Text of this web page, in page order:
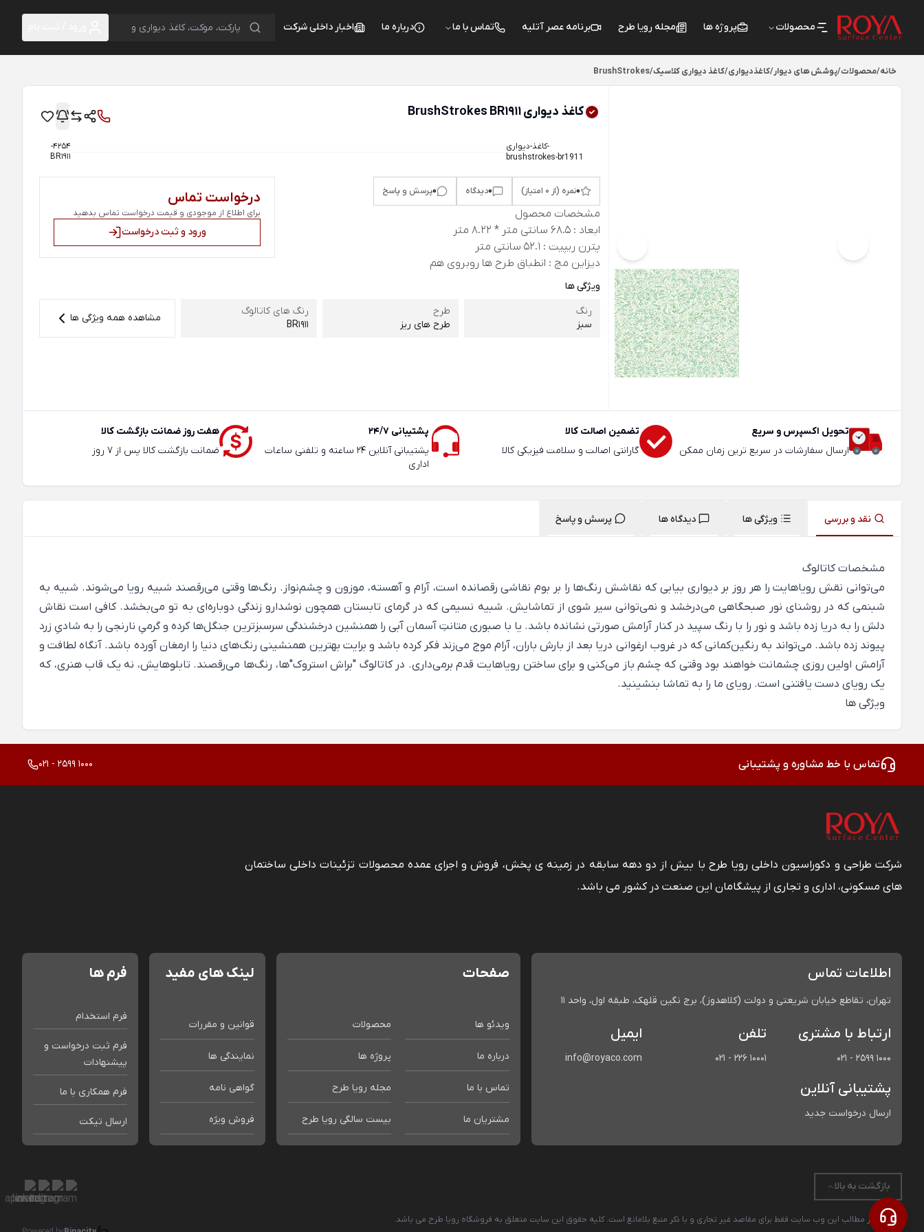
محصولات پروژه ها مجله رویا طرح برنامه عصر آتلیه تماس با ما درباره ما اخبار داخلی شرکت
خانه/محصولات/پوشش های دیوار/کاغذدیواری/کاغذ دیواری کلاسیک/
BrushStrokes
کاغذ دیواری BrushStrokes BR1911
کاغذ-دیواری-
brushstrokes-br1911
4254-
BR1911
0نمره (از 0 امتیاز) 0دیدگاه 0پرسش و پاسخ
مشخصات محصول
ابعاد : 68.5 سانتی متر * 8.22 متر
پترن ریپیت : 52.1 سانتی متر
دیزاین مچ : انطباق طرح ها روبروی هم
درخواست تماس
برای اطلاع از موجودی و قیمت درخواست تماس بدهید
ورود و ثبت درخواست
ویژگی ها
رنگ
سبز
طرح
طرح های ریز
رنگ های کاتالوگ
BR1911
مشاهده همه ویژگی ها
تحویل اکسپرس و سریع
ارسال سفارشات در سریع ترین زمان ممکن
تضمین اصالت کالا
گارانتی اصالت و سلامت فیزیکی کالا
پشتیبانی 24/7
پشتیبانی آنلاین 24 ساعته و تلفنی ساعات
اداری
هفت روز ضمانت بازگشت کالا
ضمانت بازگشت کالا پس از 7 روز
نقد و بررسی ویژگی ها دیدگاه ها پرسش و پاسخ
مشخصات کاتالوگ
می‌توانی نقش رویاهایت را هر روز بر دیواری بیابی که نقاشش رنگ‌ها را بر بوم نقاشی رقصانده است، آرام و آهسته، موزون و چشم‌نواز. رنگ‌ها وقتی می‌رقصند شبیه رویا می‌شوند. شبیه به
شبنمی که در روشنای نور صبحگاهی می‌درخشد و نمی‌توانی سیر شوی از تماشایش. شبیه نسیمی که در گرمای تابستان همچون نوشدارو زندگی دوباره‌ای به تو می‌بخشد. کافی است نقاش
دلش را به دریا زده باشد و نور را با رنگ سپید در کنار آرامش صورتی نشانده باشد. یا با صبوری متانتِ آسمان آبی را همنشین درخشندگی سرسبزترین جنگل‌ها ‌کرده و گرمیِ نارنجی را به شادیِ زرد
پیوند زده باشد. می‌تواند به رنگین‌کمانی که در غروب ارغوانی دریا بعد از بارش باران، آرام موج می‌زند فکر کرده باشد و برایت بهترین همنشینی رنگ‌های دنیا را ارمغان آورده باشد. آنگاه لطافت و
آرامش اولین روزی چشمانت خواهند بود وقتی که چشم باز می‌کنی و برای ساختن رویاهایت قدم برمی‌داری. در کاتالوگ "براش استروک"ها، رنگ‌ها می‌رقصند. تابلوهایش، نه یک قاب هنری، که
یک رویای دست یافتنی‌ است. رویای ما را به تماشا بنشینید.
ویژگی ها
تماس با خط مشاوره و پشتیبانی 021 - 2599 1000
شرکت طراحی و دکوراسیون داخلی رویا طرح با بیش از دو دهه سابقه در زمینه ی پخش، فروش و اجرای عمده محصولات تزئینات داخلی ساختمان
های مسکونی، اداری و تجاری از پیشگامان این صنعت در کشور می باشد.
اطلاعات تماس
تهران، تقاطع خیابان شریعتی و دولت (کلاهدوز)، برج نگین قلهک، طبقه اول، واحد 11
ارتباط با مشتری
021 - 2599 1000
تلفن
021 - 226 10001
ایمیل
info@royaco.com
پشتیبانی آنلاین
ارسال درخواست جدید
صفحات
ویدئو ها محصولات
درباره ما پروژه ها
تماس با ما مجله رویا طرح
مشتریان ما بیست سالگی رویا طرح
لینک های مفید
قوانین و مقررات
نمایندگی ها
گواهی نامه
فروش ویژه
فرم ها
فرم استخدام
فرم ثبت درخواست و
پیشنهادات
فرم همکاری با ما
ارسال تیکت
بازگشت به بالا
استفاده از مطالب این وب سایت فقط برای مقاصد غیر تجاری و با ذکر منبع بلامانع است. کلیه حقوق این سایت متعلق به فروشگاه رویا طرح می باشد.